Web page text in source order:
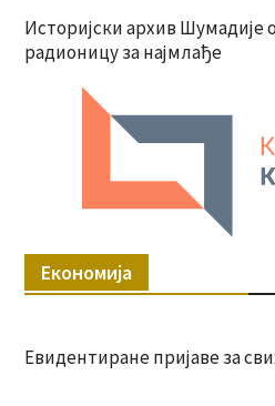
Историјски архив Шумадије
радионицу за најмлађе
Економија
Евидентиране пријаве за